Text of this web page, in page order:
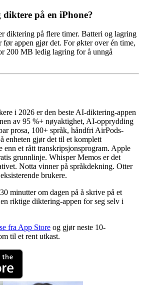
på en iPhone?
diktering på flere timer. Batteri og lagring
før appen gjør det. For økter over én time,
200 MB ledig lagring for å unngå
i 2026 er den beste AI-diktering-appen
av 95 %+ nøyaktighet, AI-opprydding
prosa, 100+ språk, håndfri AirPods-
enheten gjør det til et komplett
enn et rått transkripsjonsprogram. Apple
grunnlinje. Whisper Memos er det
Notta vinner på språkdekning. Otter
brukere.
minutter om dagen på å skrive på et
riktige diktering-appen for seg selv i
fra App Store og gjør neste 10-
til et rent utkast.